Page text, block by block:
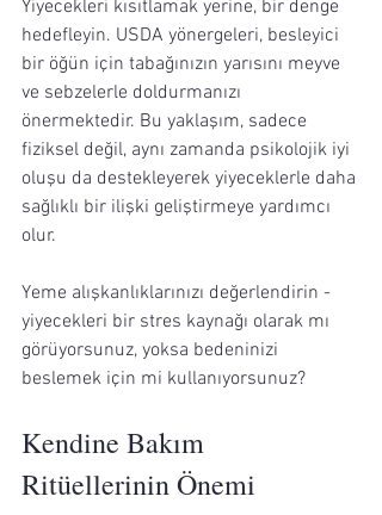
Yiyecekleri kısıtlamak yerine, bir denge
hedefleyin. USDA yönergeleri, besleyici
bir öğün için tabağınızın yarısını meyve
ve sebzelerle doldurmanızı
önermektedir. Bu yaklaşım, sadece
fiziksel değil, aynı zamanda psikolojik iyi
oluşu da destekleyerek yiyeceklerle daha
sağlıklı bir ilişki geliştirmeye yardımcı
olur.
Yeme alışkanlıklarınızı değerlendirin -
yiyecekleri bir stres kaynağı olarak mı
görüyorsunuz, yoksa bedeninizi
beslemek için mi kullanıyorsunuz?
Kendine Bakım
Ritüellerinin Önemi